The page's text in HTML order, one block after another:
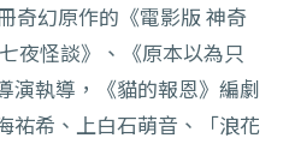
奇幻原作的《電影版 神奇
夜怪談》、《原本以為只
演執導，《貓的報恩》編劇
祐希、上白石萌音、「浪花